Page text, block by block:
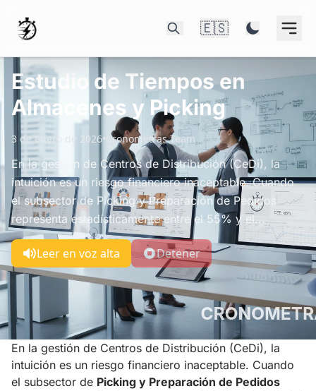
🇪🇸
Estudio de Tiempos en
Almacenes y Picking
3 de enero de 2026• Cronometras Team
En la gestión de Centros de Distribución (CeDi), la
intuición es un riesgo financiero inaceptable. Cuando
el subsector de Picking y Preparación de Pedidos
representa estadísticamente entre el 55% y el...
Leer en voz alta Detener
En la gestión de Centros de Distribución (CeDi), la
intuición es un riesgo financiero inaceptable. Cuando
el subsector de Picking y Preparación de Pedidos